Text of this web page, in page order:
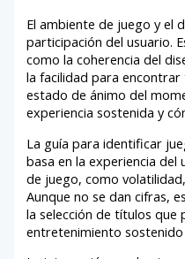
El ambiente de juego y el
participación del usuario.
como la coherencia del
la facilidad para
estado de ánimo del
experiencia sostenida y
La guía para identificar
basa en la experiencia del
de juego, como
Aunque no se dan cifras,
la selección de títulos que
entretenimiento